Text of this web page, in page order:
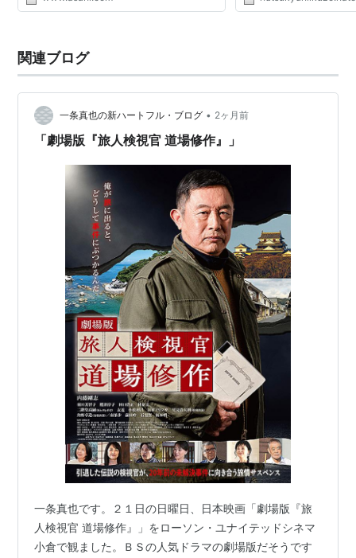
関連ブログ
一条真也の新ハートフル・ブログ • 2ヶ月前
「劇場版『旅人検視官 道場修作』」
一条真也です。２１日の日曜日、日本映画「劇場版『旅
人検視官 道場修作』」をローソン・ユナイテッドシネマ
小倉で観ました。ＢＳの人気ドラマの劇場版だそうです